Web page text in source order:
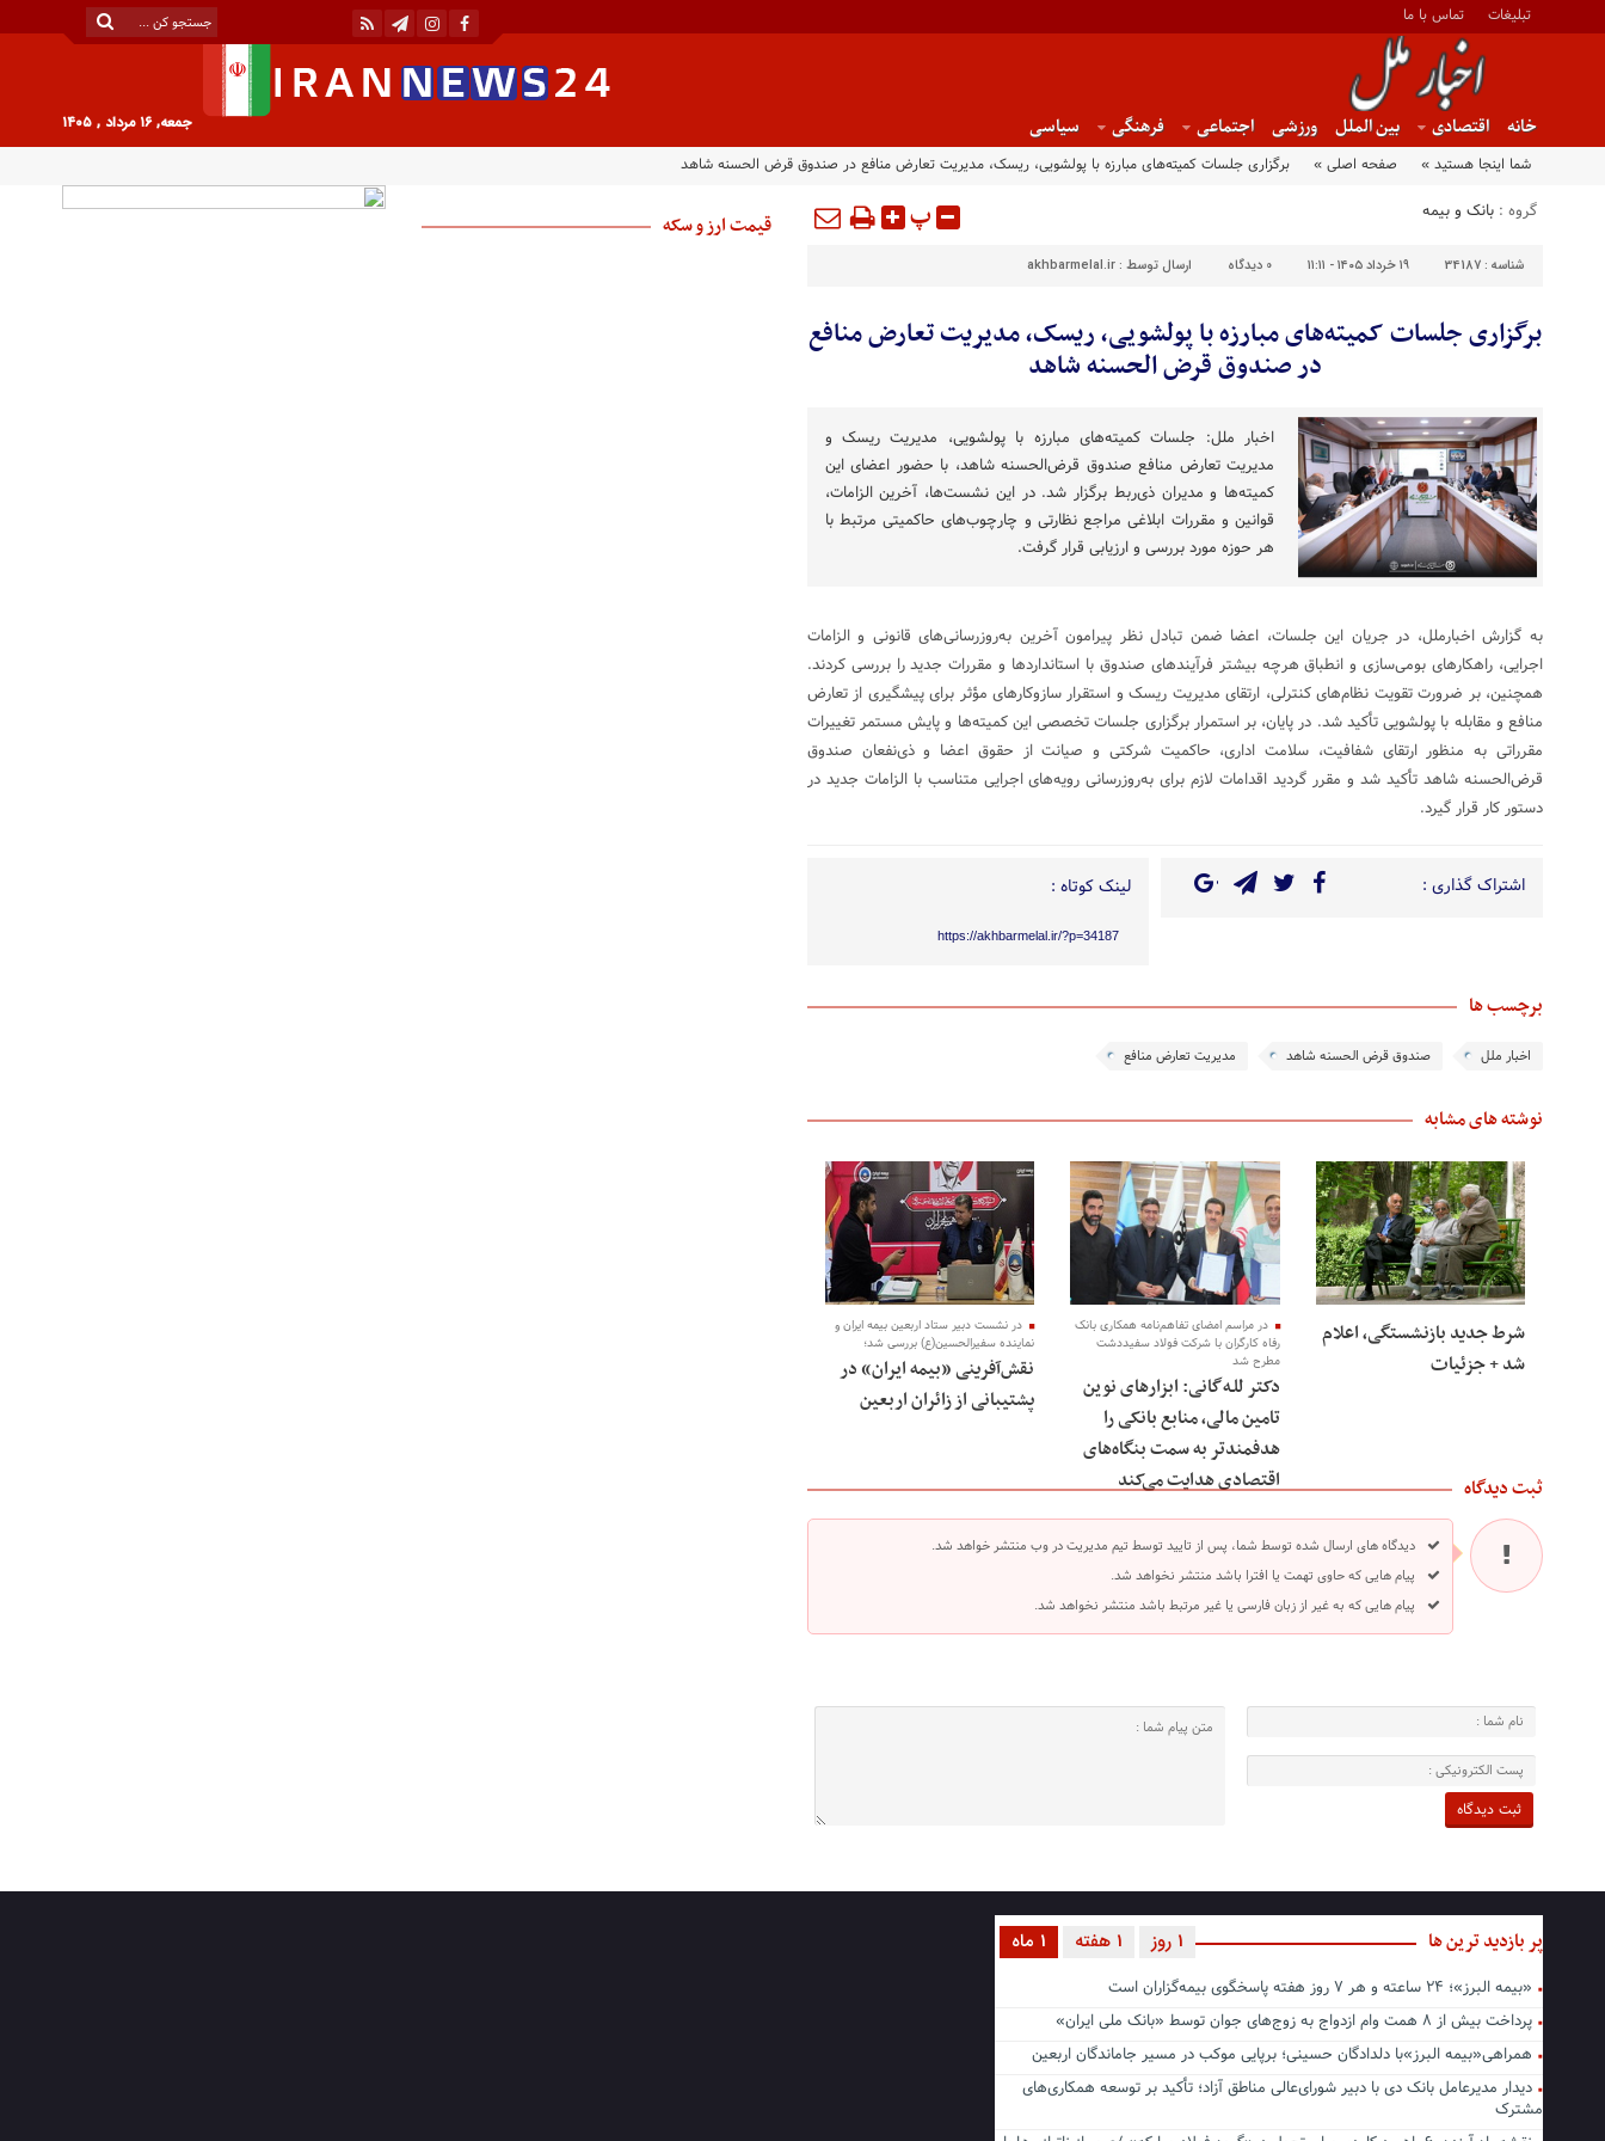
تبلیغات تماس با ما
خانه اقتصادی بین الملل ورزشی اجتماعی فرهنگی سیاسی جمعه, ۱۶ مرداد , ۱۴۰۵
شما اینجا هستید » صفحه اصلی » برگزاری جلسات کمیته‌های مبارزه با پولشویی، ریسک، مدیریت تعارض منافع در صندوق قرض الحسنه شاهد
گروه : بانک و بیمه پ
شناسه : 34187 ۱۹ خرداد ۱۴۰۵ - ۱۱:۱۱ 0 دیدگاه ارسال توسط : akhbarmelal.ir
برگزاری جلسات کمیته‌های مبارزه با پولشویی، ریسک، مدیریت تعارض منافع
در صندوق قرض الحسنه شاهد
اخبار ملل: جلسات کمیته‌های مبارزه با پولشویی، مدیریت ریسک و
مدیریت تعارض منافع صندوق قرض‌الحسنه شاهد، با حضور اعضای این
کمیته‌ها و مدیران ذی‌ربط برگزار شد. در این نشست‌ها، آخرین الزامات،
قوانین و مقررات ابلاغی مراجع نظارتی و چارچوب‌های حاکمیتی مرتبط با
هر حوزه مورد بررسی و ارزیابی قرار گرفت.
به گزارش اخبارملل، در جریان این جلسات، اعضا ضمن تبادل نظر پیرامون آخرین به‌روزرسانی‌های قانونی و الزامات
اجرایی، راهکارهای بومی‌سازی و انطباق هرچه بیشتر فرآیندهای صندوق با استانداردها و مقررات جدید را بررسی کردند.
همچنین، بر ضرورت تقویت نظام‌های کنترلی، ارتقای مدیریت ریسک و استقرار سازوکارهای مؤثر برای پیشگیری از تعارض
منافع و مقابله با پولشویی تأکید شد. در پایان، بر استمرار برگزاری جلسات تخصصی این کمیته‌ها و پایش مستمر تغییرات
مقرراتی به منظور ارتقای شفافیت، سلامت اداری، حاکمیت شرکتی و صیانت از حقوق اعضا و ذی‌نفعان صندوق
قرض‌الحسنه شاهد تأکید شد و مقرر گردید اقدامات لازم برای به‌روزرسانی رویه‌های اجرایی متناسب با الزامات جدید در
دستور کار قرار گیرد.
اشتراک گذاری : لینک کوتاه :
https://akhbarmelal.ir/?p=34187
برچسب ها
اخبار ملل صندوق قرض الحسنه شاهد مدیریت تعارض منافع
نوشته های مشابه
شرط جدید بازنشستگی، اعلام
شد + جزئیات
در مراسم امضای تفاهم‌نامه همکاری بانک
رفاه کارگران با شرکت فولاد سفیددشت
مطرح شد
دکتر للـه‌گانی: ابزارهای نوین
تامین مالی، منابع بانکی را
هدفمندتر به سمت بنگاه‌های
اقتصادی هدایت می‌کند
در نشست دبیر ستاد اربعین بیمه ایران و
نماینده سفیرالحسین(ع) بررسی شد؛
نقش‌آفرینی «بیمه ایران» در
پشتیبانی از زائران اربعین
ثبت دیدگاه
دیدگاه های ارسال شده توسط شما، پس از تایید توسط تیم مدیریت در وب منتشر خواهد شد.
پیام هایی که حاوی تهمت یا افترا باشد منتشر نخواهد شد.
پیام هایی که به غیر از زبان فارسی یا غیر مرتبط باشد منتشر نخواهد شد.
قیمت ارز و سکه
پر بازدید ترین ها 1 ماه 1 هفته 1 روز
«بیمه البرز»؛ ۲۴ ساعته و هر ۷ روز هفته پاسخگوی بیمه‌گزاران است
پرداخت بیش از ۸ همت وام ازدواج به زوج‌های جوان توسط «بانک ملی ایران»
همراهی«بیمه البرز»با دلدادگان حسینی؛ برپایی موکب در مسیر جاماندگان اربعین
دیدار مدیرعامل بانک دی با دبیر شورای‌عالی مناطق آزاد؛ تأکید بر توسعه همکاری‌های
مشترک